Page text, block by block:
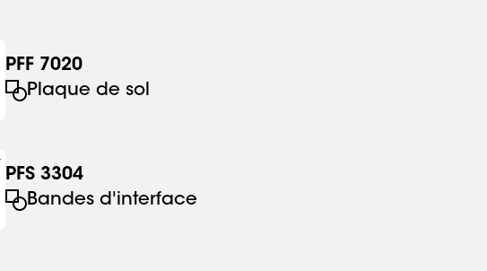
PFF 7020
Plaque de sol
PFS 3304
Bandes d'interface